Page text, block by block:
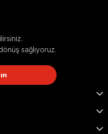
performans
sağlıyoruz.